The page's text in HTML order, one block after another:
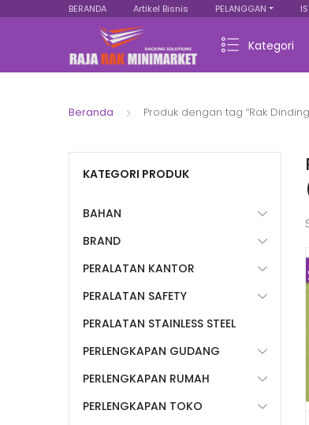
BERANDA Artikel Bisnis PELANGGAN
Kategori
Beranda Produk dengan tag “Rak
KATEGORI PRODUK
BAHAN
BRAND
PERALATAN KANTOR
PERALATAN SAFETY
PERALATAN STAINLESS STEEL
PERLENGKAPAN GUDANG
PERLENGKAPAN RUMAH
PERLENGKAPAN TOKO